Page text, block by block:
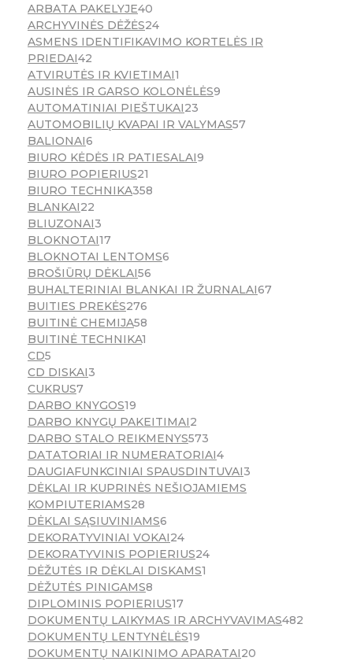
ARBATA PAKELYJE40
ARCHYVINĖS DĖŽĖS24
ASMENS IDENTIFIKAVIMO KORTELĖS IR
PRIEDAI42
ATVIRUTĖS IR KVIETIMAI1
AUSINĖS IR GARSO KOLONĖLĖS9
AUTOMATINIAI PIEŠTUKAI23
AUTOMOBILIŲ KVAPAI IR VALYMAS57
BALIONAI6
BIURO KĖDĖS IR PATIESALAI9
BIURO POPIERIUS21
BIURO TECHNIKA358
BLANKAI22
BLIUZONAI3
BLOKNOTAI17
BLOKNOTAI LENTOMS6
BROŠIŪRŲ DĖKLAI56
BUHALTERINIAI BLANKAI IR ŽURNALAI67
BUITIES PREKĖS276
BUITINĖ CHEMIJA58
BUITINĖ TECHNIKA1
CD5
CD DISKAI3
CUKRUS7
DARBO KNYGOS19
DARBO KNYGŲ PAKEITIMAI2
DARBO STALO REIKMENYS573
DATATORIAI IR NUMERATORIAI4
DAUGIAFUNKCINIAI SPAUSDINTUVAI3
DĖKLAI IR KUPRINĖS NEŠIOJAMIEMS
KOMPIUTERIAMS28
DĖKLAI SĄSIUVINIAMS6
DEKORATYVINIAI VOKAI24
DEKORATYVINIS POPIERIUS24
DĖŽUTĖS IR DĖKLAI DISKAMS1
DĖŽUTĖS PINIGAMS8
DIPLOMINIS POPIERIUS17
DOKUMENTŲ LAIKYMAS IR ARCHYVAVIMAS482
DOKUMENTŲ LENTYNĖLĖS19
DOKUMENTŲ NAIKINIMO APARATAI20